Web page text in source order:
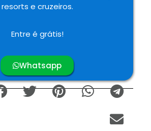
resorts e cruzeiros.
Entre é grátis!
Whatsapp